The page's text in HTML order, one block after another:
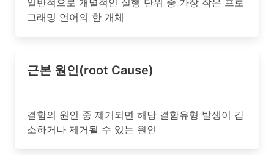
일반적으로 개별적인 실행 단위 중 가장 작은 프로
그래밍 언어의 한 개체
근본 원인(root Cause)
결함의 원인 중 제거되면 해당 결함유형 발생이 감
소하거나 제거될 수 있는 원인